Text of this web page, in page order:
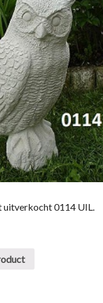
uitverkocht 0114 UIL.